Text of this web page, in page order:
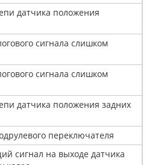
датчика положения
сигнала слишком
сигнала слишком
датчика положения задних
переключателя
сигнал на выходе датчика